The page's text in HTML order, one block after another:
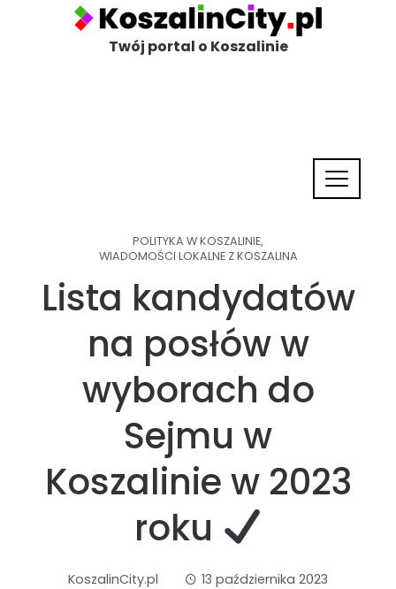
Twój portal o Koszalinie
POLITYKA W KOSZALINIE,
WIADOMOŚCI LOKALNE Z KOSZALINA
Lista kandydatów
na posłów w
wyborach do
Sejmu w
Koszalinie w 2023
roku
KoszalinCity.pl 13 października 2023